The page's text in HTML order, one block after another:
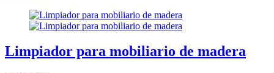
Limpiador para mobiliario de madera